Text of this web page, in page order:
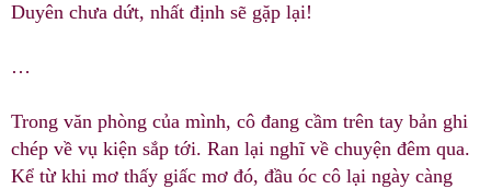
Duyên chưa dứt, nhất định sẽ gặp lại!
…
Trong văn phòng của mình, cô đang cầm trên tay bản ghi
chép về vụ kiện sắp tới. Ran lại nghĩ về chuyện đêm qua.
Kể từ khi mơ thấy giấc mơ đó, đầu óc cô lại ngày càng